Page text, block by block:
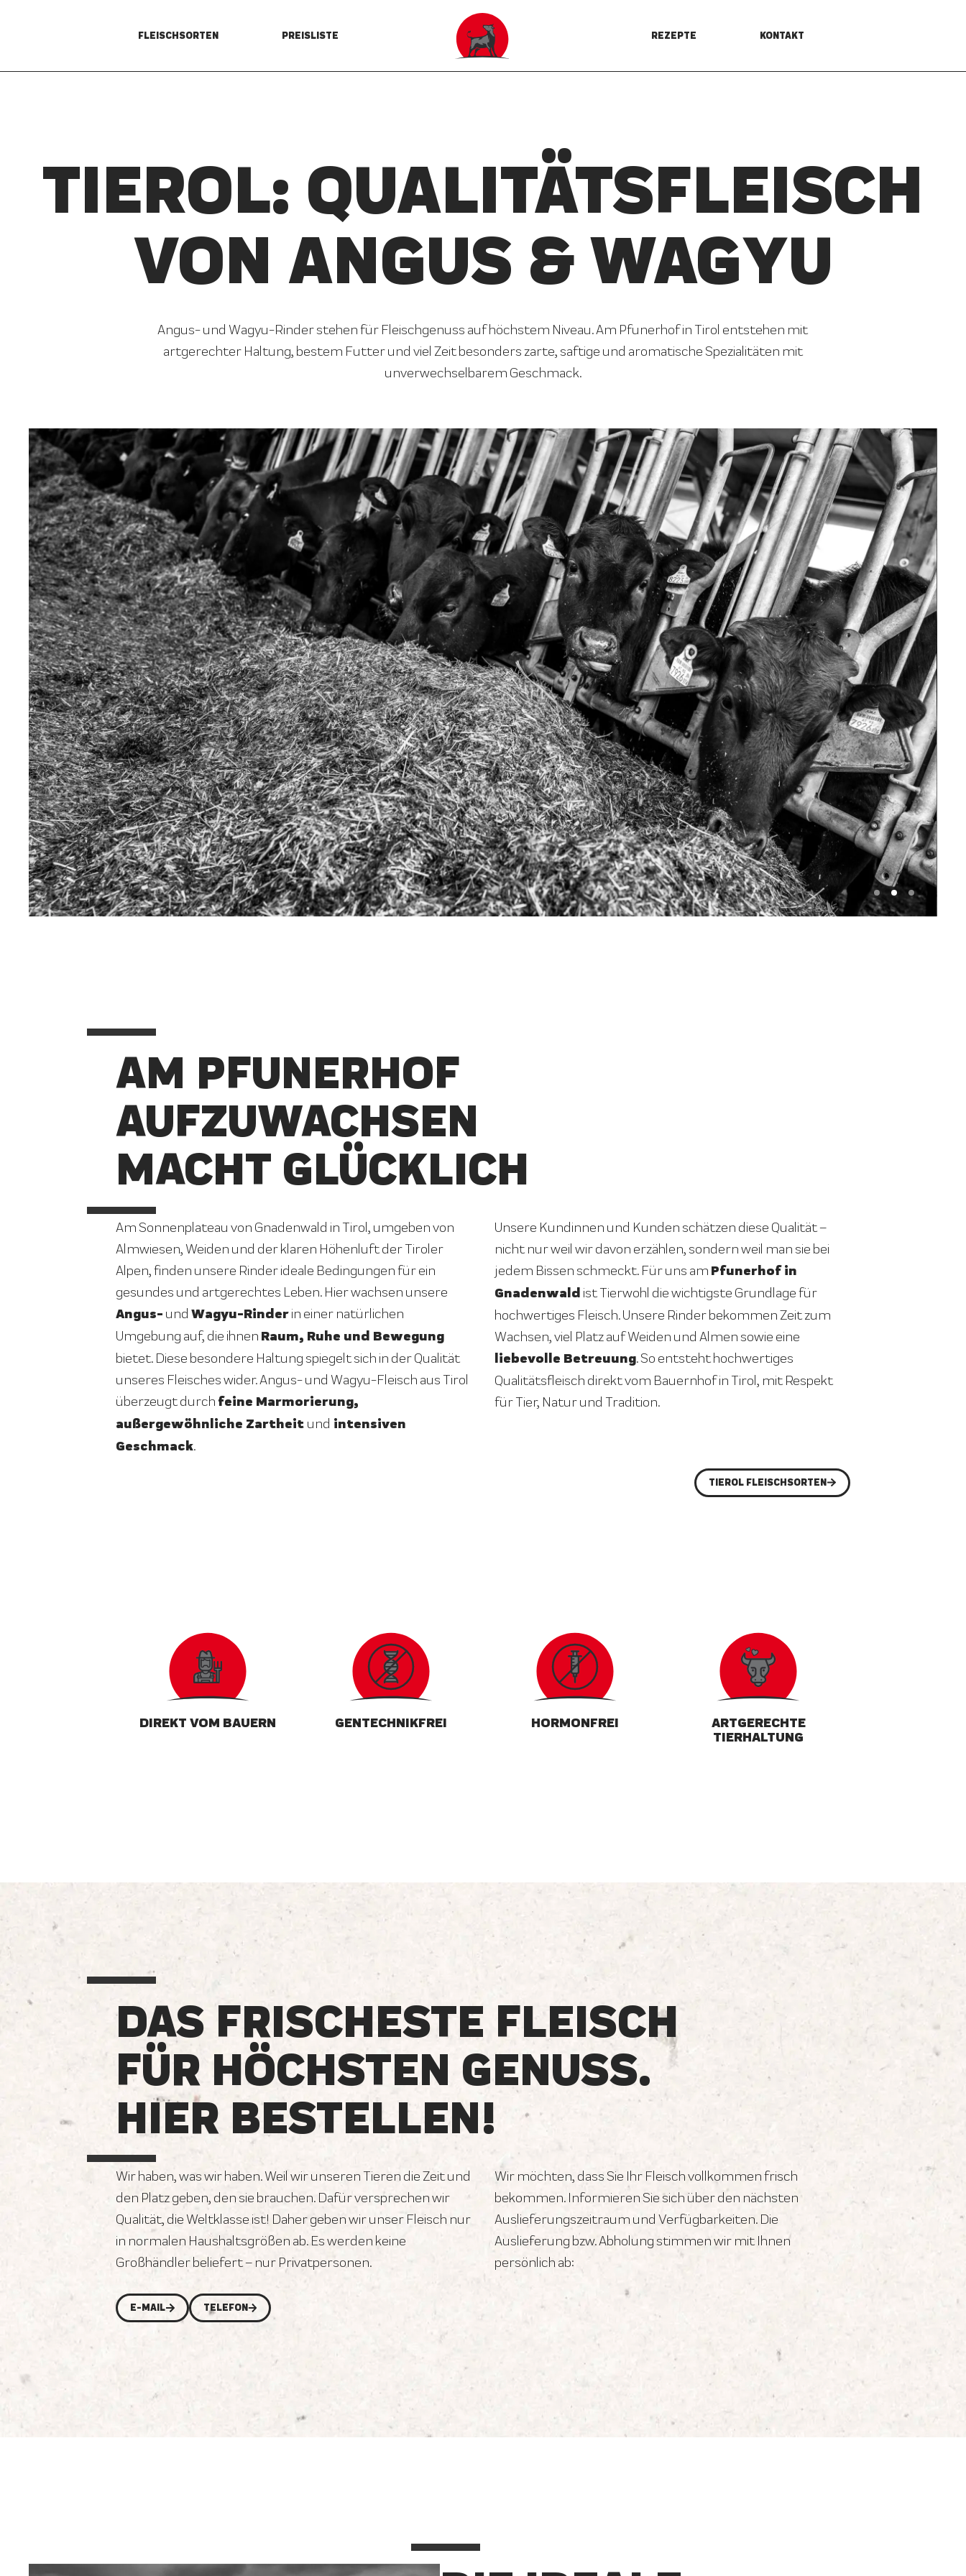
FLEISCHSORTEN PREISLISTE REZEPTE KONTAKT
TIEROL: QUALITÄTS­FLEISCH
VON ANGUS & WAGYU
Angus- und Wagyu-Rinder stehen für Fleischgenuss auf höchstem Niveau. Am Pfunerhof in Tirol entstehen mit
artgerechter Haltung, bestem Futter und viel Zeit besonders zarte, saftige und aromatische Spezialitäten mit
unverwechselbarem Geschmack.
AM PFUNERHOF
AUFZUWACHSEN
MACHT GLÜCKLICH
Am Sonnenplateau von Gnadenwald in Tirol, umgeben von
Almwiesen, Weiden und der klaren Höhenluft der Tiroler
Alpen, finden unsere Rinder ideale Bedingungen für ein
gesundes und artgerechtes Leben. Hier wachsen unsere
Angus- undWagyu-Rinderin einer natürlichen
Umgebung auf, die ihnen Raum, Ruhe und Bewegung
bietet. Diese besondere Haltung spiegelt sich in der Qualität
unseres Fleisches wider. Angus- und Wagyu-Fleisch aus Tirol
überzeugt durch feine Marmorierung,
außergewöhnliche Zartheit und intensiven
Geschmack.
Unsere Kundinnen und Kunden schätzen diese Qualität –
nicht nur weil wir davon erzählen, sondern weil man sie bei
jedem Bissen schmeckt. Für uns am Pfunerhof in
Gnadenwald ist Tierwohl die wichtigste Grundlage für
hochwertiges Fleisch. Unsere Rinder bekommen Zeit zum
Wachsen, viel Platz auf Weiden und Almen sowie eine
liebevolle Betreuung. So entsteht hochwertiges
Qualitätsfleisch direkt vom Bauernhof in Tirol, mit Respekt
für Tier, Natur und Tradition.
TIEROL FLEISCHSORTEN
DIREKT VOM BAUERN GENTECHNIKFREI HORMONFREI
ARTGERECHTE
TIERHALTUNG
DAS FRISCHESTE FLEISCH
FÜR HÖCHSTEN GENUSS.
HIER BESTELLEN!
Wir haben, was wir haben. Weil wir unseren Tieren die Zeit und
den Platz geben, den sie brauchen. Dafür versprechen wir
Qualität, die Weltklasse ist! Daher geben wir unser Fleisch nur
in normalen Haushaltsgrößen ab. Es werden keine
Großhändler beliefert – nur Privatpersonen.
Wir möchten, dass Sie Ihr Fleisch vollkommen frisch
bekommen. Informieren Sie sich über den nächsten
Auslieferungszeitraum und Verfügbarkeiten. Die
Auslieferung bzw. Abholung stimmen wir mit Ihnen
persönlich ab:
E-MAIL TELEFON